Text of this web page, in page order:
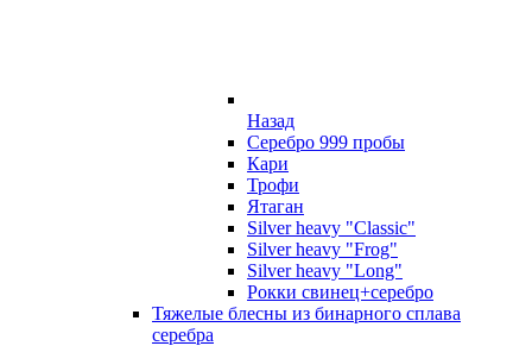
Назад
Серебро 999 пробы
Кари
Трофи
Ятаган
Silver heavy "Classic"
Silver heavy "Frog"
Silver heavy "Long"
Рокки свинец+серебро
Тяжелые блесны из бинарного сплава
серебра